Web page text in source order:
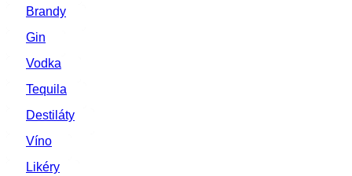
Brandy
Gin
Vodka
Tequila
Destiláty
Víno
Likéry